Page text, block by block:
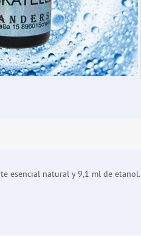
esencial natural y 9,1 ml de etanol.